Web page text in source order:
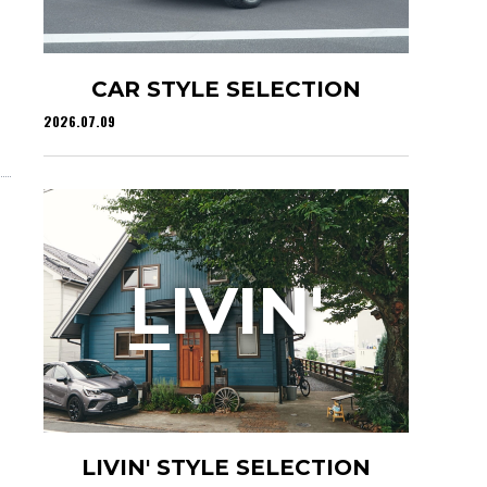
CAR STYLE SELECTION
2026.07.09
LIVIN' STYLE SELECTION
LIVIN'